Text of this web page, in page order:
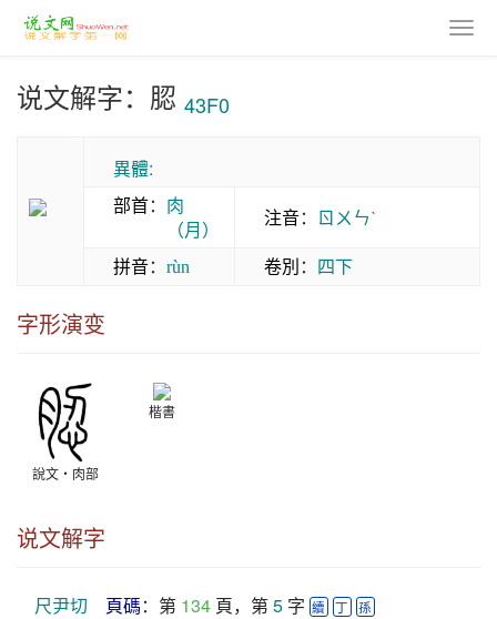
说文解字：䏰 43F0
異體:
部首： 肉
（月）
注音： ㄖㄨㄣˋ
拼音： rùn 卷別： 四下
字形演变
說文‧肉部
楷書
说文解字
尺尹切 頁碼：第 134 頁，第 5 字 續 丁 孫